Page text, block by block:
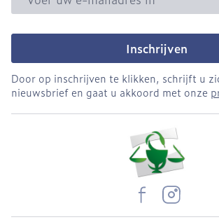
Inschrijven
Door op inschrijven te klikken, schrijft u
nieuwsbrief en gaat u akkoord met onze